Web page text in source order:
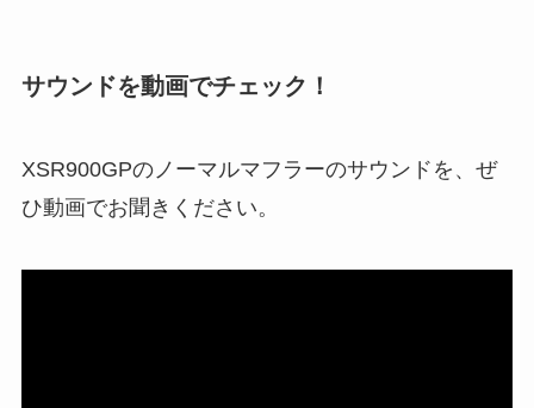
サウンドを動画でチェック！
XSR900GPのノーマルマフラーのサウンドを、ぜ
ひ動画でお聞きください。